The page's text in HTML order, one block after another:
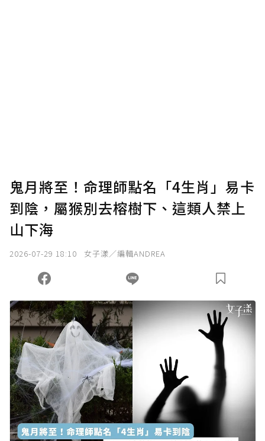
鬼月將至！命理師點名「4生肖」易卡
到陰，屬猴別去榕樹下、這類人禁上
山下海
2026-07-29 18:10 女子漾／編輯ANDREA